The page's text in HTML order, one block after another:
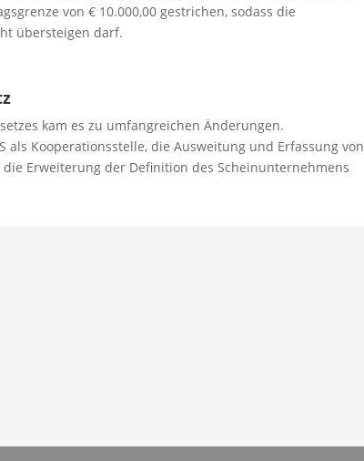
von € 10.000,00 gestrichen, sodass die
übersteigen darf.
kam es zu umfangreichen Änderungen.
Kooperationsstelle, die Ausweitung und Erfassung von
Erweiterung der Definition des Scheinunternehmens